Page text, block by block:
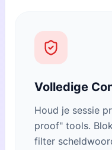
Volledige
Houd je sessie
proof" tools.
filter